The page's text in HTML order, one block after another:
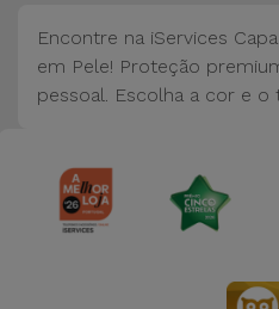
Encontre na iServices
em Pele! Proteção
pessoal. Escolha a cor e o